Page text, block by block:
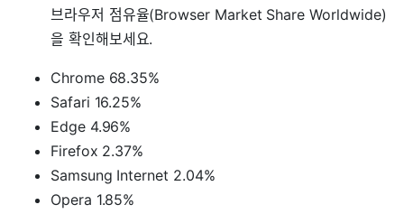
브라우저 점유율(Browser Market Share Worldwide)
을 확인해보세요.
Chrome 68.35%
Safari 16.25%
Edge 4.96%
Firefox 2.37%
Samsung Internet 2.04%
Opera 1.85%